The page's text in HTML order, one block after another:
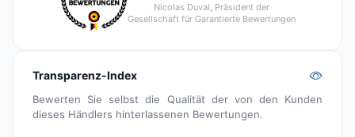
Nicolas Duval, Präsident der
Gesellschaft für Garantierte Bewertungen
Transparenz-Index
Bewerten Sie selbst die Qualität der von den Kunden
dieses Händlers hinterlassenen Bewertungen.